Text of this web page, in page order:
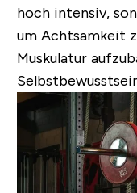
hoch intensiv,
um Achtsamkeit
Muskulatur